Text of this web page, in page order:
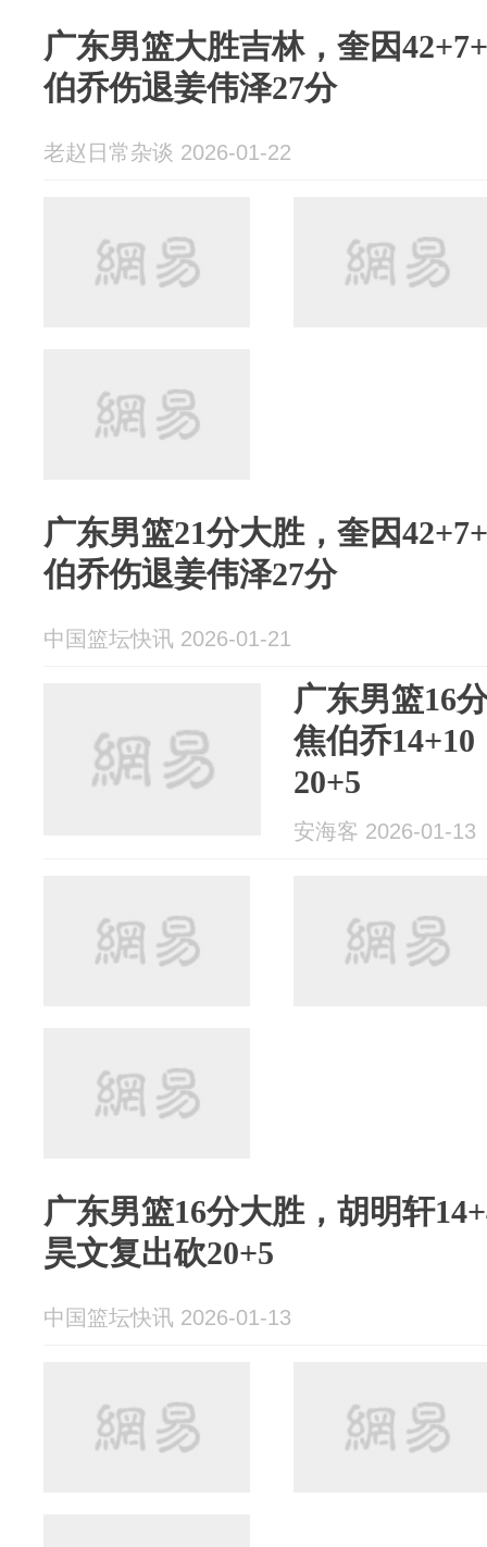
广东男篮大胜吉林，奎因
伯乔伤退姜伟泽27分
老赵日常杂谈 2026-01-22
广东男篮21分大胜，奎因
伯乔伤退姜伟泽27分
中国篮坛快讯 2026-01-21
广东男篮16
焦伯乔
20+5
安海客 2026-01-13
广东男篮16分大胜，胡明轩
昊文复出砍20+5
中国篮坛快讯 2026-01-13